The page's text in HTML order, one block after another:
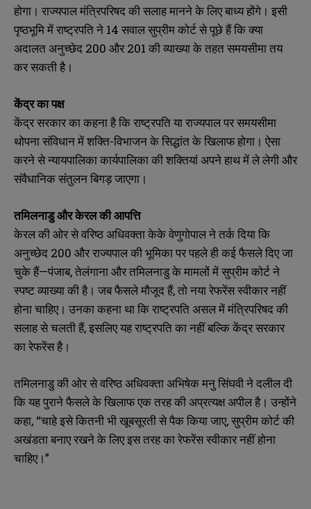
होगा। राज्यपाल मंत्रिपरिषद की सलाह मानने के लिए बाध्य होंगे। इसी
पृष्ठभूमि में राष्ट्रपति ने 14 सवाल सुप्रीम कोर्ट से पूछे हैं कि क्या
अदालत अनुच्छेद 200 और 201 की व्याख्या के तहत समयसीमा तय
कर सकती है।
केंद्र का पक्ष
केंद्र सरकार का कहना है कि राष्ट्रपति या राज्यपाल पर समयसीमा
थोपना संविधान में शक्ति-विभाजन के सिद्धांत के खिलाफ होगा। ऐसा
करने से न्यायपालिका कार्यपालिका की शक्तियां अपने हाथ में ले लेगी और
संवैधानिक संतुलन बिगड़ जाएगा।
तमिलनाडु और केरल की आपत्ति
केरल की ओर से वरिष्ठ अधिवक्ता केके वेणुगोपाल ने तर्क दिया कि
अनुच्छेद 200 और राज्यपाल की भूमिका पर पहले ही कई फैसले दिए जा
चुके हैं—पंजाब, तेलंगाना और तमिलनाडु के मामलों में सुप्रीम कोर्ट ने
स्पष्ट व्याख्या की है। जब फैसले मौजूद हैं, तो नया रेफरेंस स्वीकार नहीं
होना चाहिए। उनका कहना था कि राष्ट्रपति असल में मंत्रिपरिषद की
सलाह से चलती हैं, इसलिए यह राष्ट्रपति का नहीं बल्कि केंद्र सरकार
का रेफरेंस है।
तमिलनाडु की ओर से वरिष्ठ अधिवक्ता अभिषेक मनु सिंघवी ने दलील दी
कि यह पुराने फैसले के खिलाफ एक तरह की अप्रत्यक्ष अपील है। उन्होंने
कहा, “चाहे इसे कितनी भी खूबसूरती से पैक किया जाए, सुप्रीम कोर्ट की
अखंडता बनाए रखने के लिए इस तरह का रेफरेंस स्वीकार नहीं होना
चाहिए।”